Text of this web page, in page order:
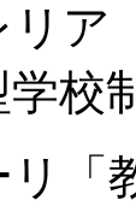
ア
学校
「教